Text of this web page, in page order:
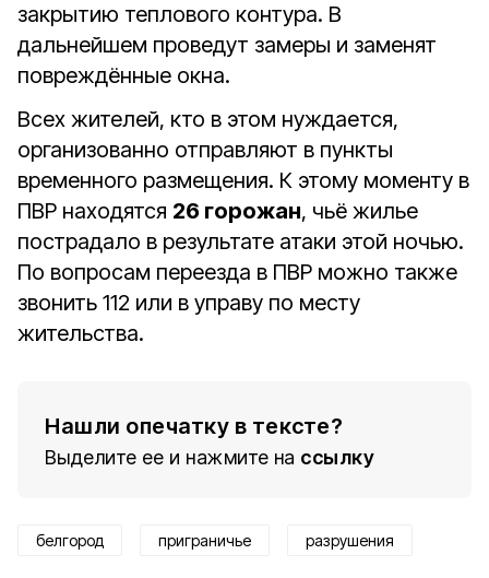
закрытию теплового контура. В
дальнейшем проведут замеры и заменят
повреждённые окна.
Всех жителей, кто в этом нуждается,
организованно отправляют в пункты
временного размещения. К этому моменту в
ПВР находятся 26 горожан, чьё жилье
пострадало в результате атаки этой ночью.
По вопросам переезда в ПВР можно также
звонить 112 или в управу по месту
жительства.
Нашли опечатку в тексте?
Выделите ее и нажмите на ссылку
белгород приграничье разрушения